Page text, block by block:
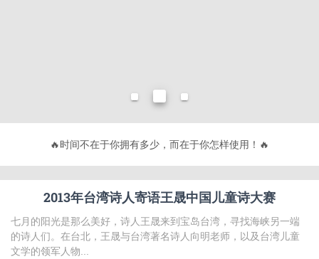
🔥时间不在于你拥有多少，而在于你怎样使用！ 🔥
2013年台湾诗人寄语王晟中国儿童诗大赛
七月的阳光是那么美好，诗人王晟来到宝岛台湾，寻找海峡另一端
的诗人们。在台北，王晟与台湾著名诗人向明老师，以及台湾儿童
文学的领军人物...